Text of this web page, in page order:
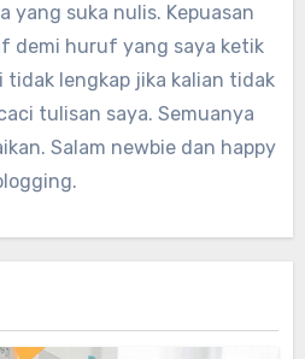
yang suka nulis. Kepuasan
demi huruf yang saya ketik
tidak lengkap jika kalian tidak
tulisan saya. Semuanya
Salam newbie dan happy